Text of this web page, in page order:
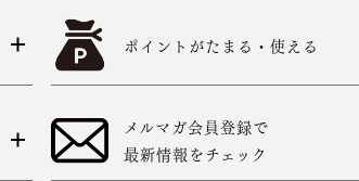
ポイントがたまる・使える
メルマガ会員登録で
最新情報をチェック